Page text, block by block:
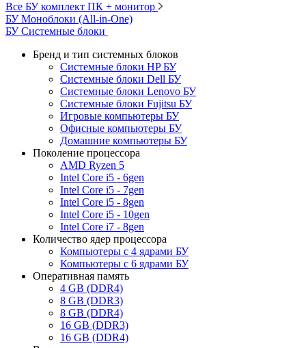
Все БУ комплект ПК + монитор
БУ Моноблоки (All-in-One)
БУ Системные блоки
Бренд и тип системных блоков
Системные блоки HP БУ
Системные блоки Dell БУ
Системные блоки Lenovo БУ
Системные блоки Fujitsu БУ
Игровые компьютеры БУ
Офисные компьютеры БУ
Домашние компьютеры БУ
Поколение процессора
AMD Ryzen 5
Intel Core i5 - 6gen
Intel Core i5 - 7gen
Intel Core i5 - 8gen
Intel Core i5 - 10gen
Intel Core i7 - 8gen
Количество ядер процессора
Компьютеры с 4 ядрами БУ
Компьютеры с 6 ядрами БУ
Оперативная память
4 GB (DDR4)
8 GB (DDR3)
8 GB (DDR4)
16 GB (DDR3)
16 GB (DDR4)